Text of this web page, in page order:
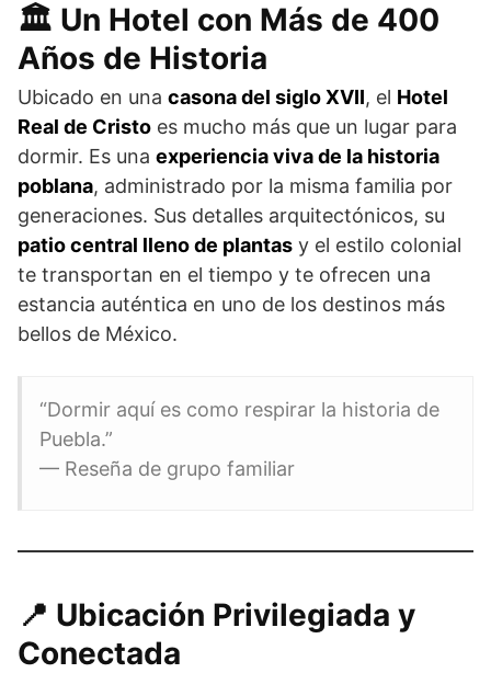
🏛️ Un Hotel con Más de 400
Años de Historia
Ubicado en una casona del siglo XVII, el Hotel
Real de Cristo es mucho más que un lugar para
dormir. Es una experiencia viva de la historia
poblana, administrado por la misma familia por
generaciones. Sus detalles arquitectónicos, su
patio central lleno de plantas y el estilo colonial
te transportan en el tiempo y te ofrecen una
estancia auténtica en uno de los destinos más
bellos de México.
“Dormir aquí es como respirar la historia de
Puebla.”
— Reseña de grupo familiar
📍 Ubicación Privilegiada y
Conectada